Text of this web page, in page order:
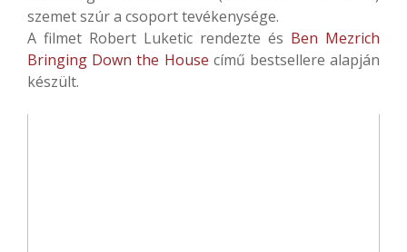
szemet szúr a csoport tevékenysége.
A filmet Robert Luketic rendezte és Ben Mezrich
Bringing Down the House című bestsellere alapján
készült.